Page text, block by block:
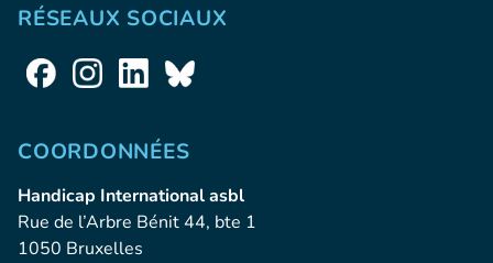
RÉSEAUX SOCIAUX
COORDONNÉES
Handicap International asbl
Rue de l’Arbre Bénit 44, bte 1
1050 Bruxelles